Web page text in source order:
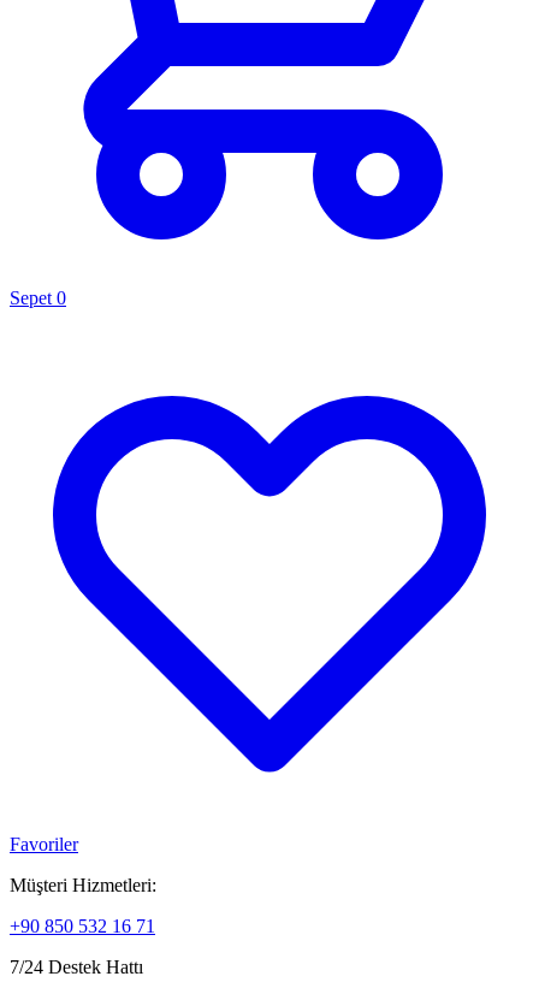
Sepet 0
Favoriler
Müşteri Hizmetleri:
+90 850 532 16 71
7/24 Destek Hattı